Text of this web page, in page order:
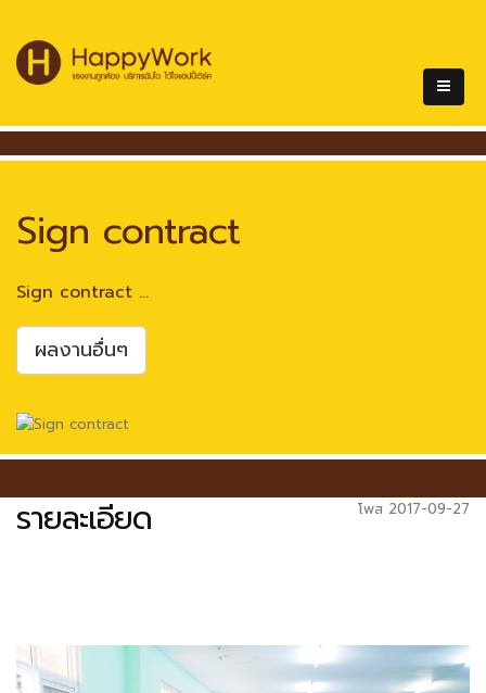
Sign contract
Sign contract ...
ผลงานอื่นๆ
โพส 2017-09-27
รายละเอียด